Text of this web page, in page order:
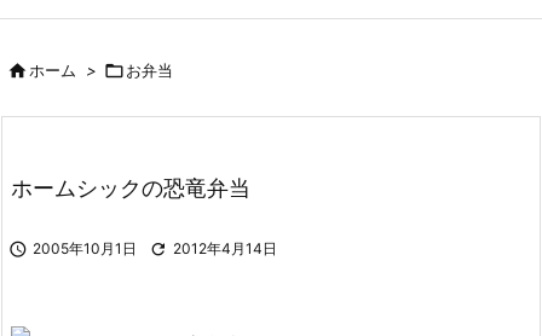
サイド

ホーム > お弁当
ホームシックの恐竜弁当
 2005年10月1日  2012年4月14日